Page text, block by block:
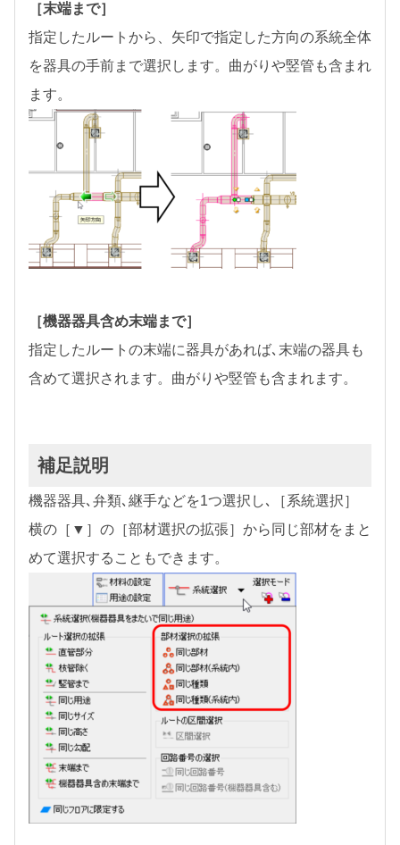
［末端まで］
指定したルートから、矢印で指定した方向の系統全体
を器具の手前まで選択します。曲がりや竪管も含まれ
ます。
［機器器具含め末端まで］
指定したルートの末端に器具があれば､末端の器具も
含めて選択されます。曲がりや竪管も含まれます。
補足説明
機器器具､弁類､継手などを1つ選択し､［系統選択］
横の［▼］の［部材選択の拡張］から同じ部材をまと
めて選択することもできます。